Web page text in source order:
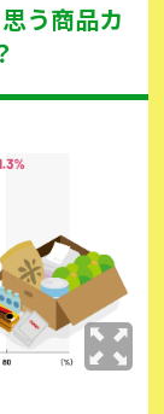
う商品カ